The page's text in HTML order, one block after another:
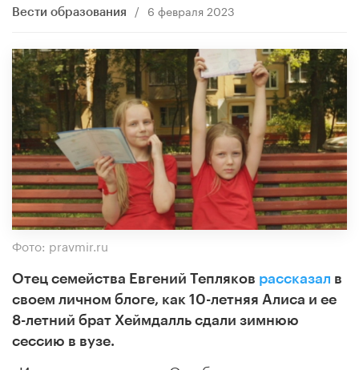
Вести образования / 6 февраля 2023
Фото: pravmir.ru
Отец семейства Евгений Тепляков рассказал в
своем личном блоге, как 10-летняя Алиса и ее
8-летний брат Хеймдалль сдали зимнюю
сессию в вузе.